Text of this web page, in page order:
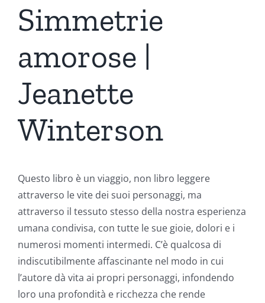
Simmetrie
amorose |
Jeanette
Winterson
Questo libro è un viaggio, non libro leggere
attraverso le vite dei suoi personaggi, ma
attraverso il tessuto stesso della nostra esperienza
umana condivisa, con tutte le sue gioie, dolori e i
numerosi momenti intermedi. C’è qualcosa di
indiscutibilmente affascinante nel modo in cui
l’autore dà vita ai propri personaggi, infondendo
loro una profondità e ricchezza che rende